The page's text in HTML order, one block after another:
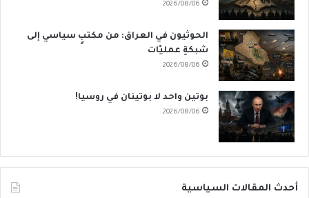
2026/08/06
الحوثيون في العراق: من مكتبٍ سياسي إلى
شبكةِ عمليّات
2026/08/06
بوتين واحد لا بوتينان في روسيا!
2026/08/06
أحدث المقالات السياسية